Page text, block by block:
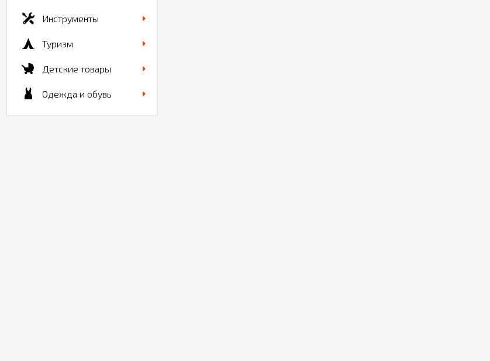
Инструменты
Туризм
Детские товары
Одежда и обувь